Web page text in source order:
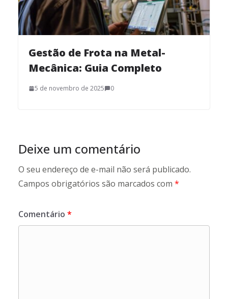
Gestão de Frota na Metal-
Mecânica: Guia Completo
5 de novembro de 2025 0
Deixe um comentário
O seu endereço de e-mail não será publicado.
Campos obrigatórios são marcados com *
Comentário *